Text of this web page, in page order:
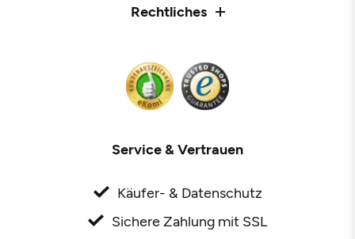
Rechtliches
Service & Vertrauen
Käufer- & Datenschutz
Sichere Zahlung mit SSL